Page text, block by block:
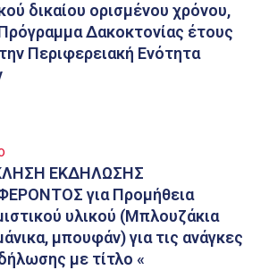
δικαίου ορισμένου χρόνου,
Δακοκτονίας έτους
Περιφερειακή Ενότητα
ΕΚΔΗΛΩΣΗΣ
για Προμήθεια
υλικού (Μπλουζάκια
μπουφάν) για τις ανάγκες
με τίτλο «